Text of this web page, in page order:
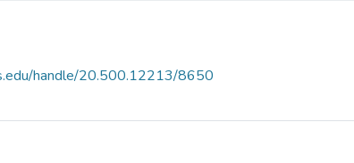
handle/20.500.12213/8650